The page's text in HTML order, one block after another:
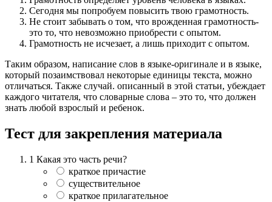
Сегодня мы попробуем повысить твою грамотность.
Не стоит забывать о том, что врожденная грамотность-
это то, что невозможно приобрести с опытом.
Грамотность не исчезает, а лишь приходит с опытом.
Таким образом, написание слов в языке-оригинале и в языке,
который позаимствовал некоторые единицы текста, можно
отличаться. Также случай. описанный в этой статьи, убеждает
каждого читателя, что словарные слова – это то, что должен
знать любой взрослый и ребенок.
Тест для закрепления материала
1 Какая это часть речи?
краткое причастие
существительное
краткое прилагательное